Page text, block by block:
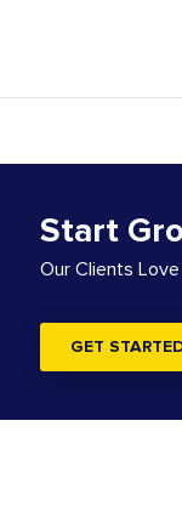
Start
Our Clients
GET